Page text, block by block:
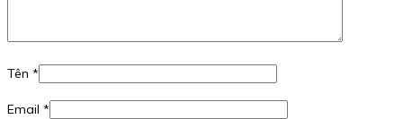
Tên *
Email *